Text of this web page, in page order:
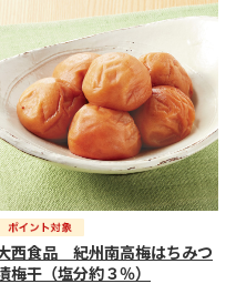
西食品 紀州南高梅はちみつ
梅干（塩分約３％）